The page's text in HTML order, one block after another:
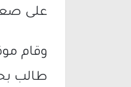
على
طالب